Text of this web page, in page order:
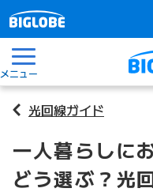
メニュー
光回線ガイド
一人暮らしに
どう選ぶ？光